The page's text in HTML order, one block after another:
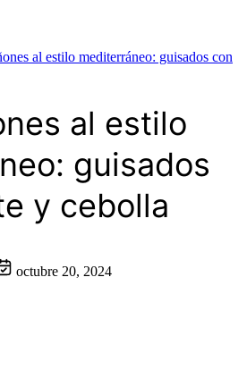
al estilo mediterráneo: guisados con
al estilo
guisados
y cebolla
octubre 20, 2024